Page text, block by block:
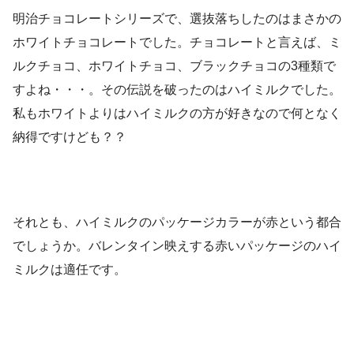
明治チョコレートシリーズで、選抜落ちしたのはまさかの
ホワイトチョコレートでした。チョコレートと言えば、ミ
ルクチョコ、ホワイトチョコ、ブラックチョコの3種類で
すよね・・・。その伝説を破ったのはハイミルクでした。
私もホワイトよりはハイミルクの方が好きなので何となく
納得ですけども？？
それとも、ハイミルクのパッケージカラーが赤という都合
でしょうか。バレンタイン映えする赤いパッケージのハイ
ミルクは適任です。